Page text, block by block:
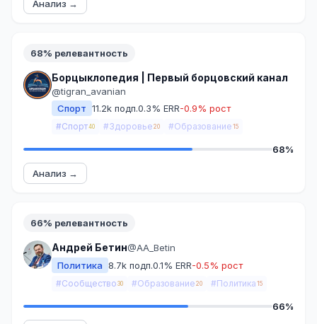
Анализ →
68% релевантность
Борцыклопедия | Первый борцовский канал
@tigran_avanian
Спорт 11.2k подп.0.3% ERR-0.9% рост
#Спорт40 #Здоровье 20 #Образование 15
68%
Анализ →
66% релевантность
Андрей Бетин@AA_Betin
Политика 8.7k подп.0.1% ERR-0.5% рост
#Сообщество 30 #Образование 20 #Политика 15
66%